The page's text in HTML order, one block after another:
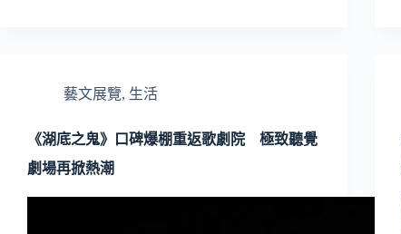
藝文展覽, 生活
《湖底之鬼》口碑爆棚重返歌劇院 極致聽覺
劇場再掀熱潮